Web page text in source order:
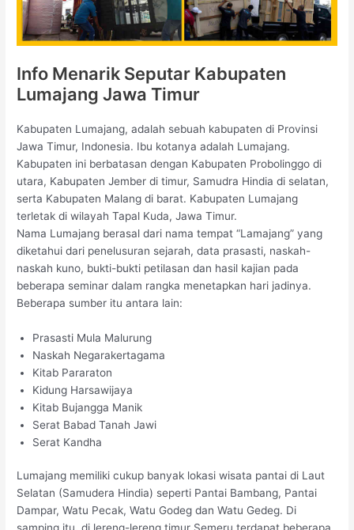
Info Menarik Seputar Kabupaten
Lumajang Jawa Timur
Kabupaten Lumajang, adalah sebuah kabupaten di Provinsi
Jawa Timur, Indonesia. Ibu kotanya adalah Lumajang.
Kabupaten ini berbatasan dengan Kabupaten Probolinggo di
utara, Kabupaten Jember di timur, Samudra Hindia di selatan,
serta Kabupaten Malang di barat. Kabupaten Lumajang
terletak di wilayah Tapal Kuda, Jawa Timur.
Nama Lumajang berasal dari nama tempat “Lamajang” yang
diketahui dari penelusuran sejarah, data prasasti, naskah-
naskah kuno, bukti-bukti petilasan dan hasil kajian pada
beberapa seminar dalam rangka menetapkan hari jadinya.
Beberapa sumber itu antara lain:
Prasasti Mula Malurung
Naskah Negarakertagama
Kitab Pararaton
Kidung Harsawijaya
Kitab Bujangga Manik
Serat Babad Tanah Jawi
Serat Kandha
Lumajang memiliki cukup banyak lokasi wisata pantai di Laut
Selatan (Samudera Hindia) seperti Pantai Bambang, Pantai
Dampar, Watu Pecak, Watu Godeg dan Watu Gedeg. Di